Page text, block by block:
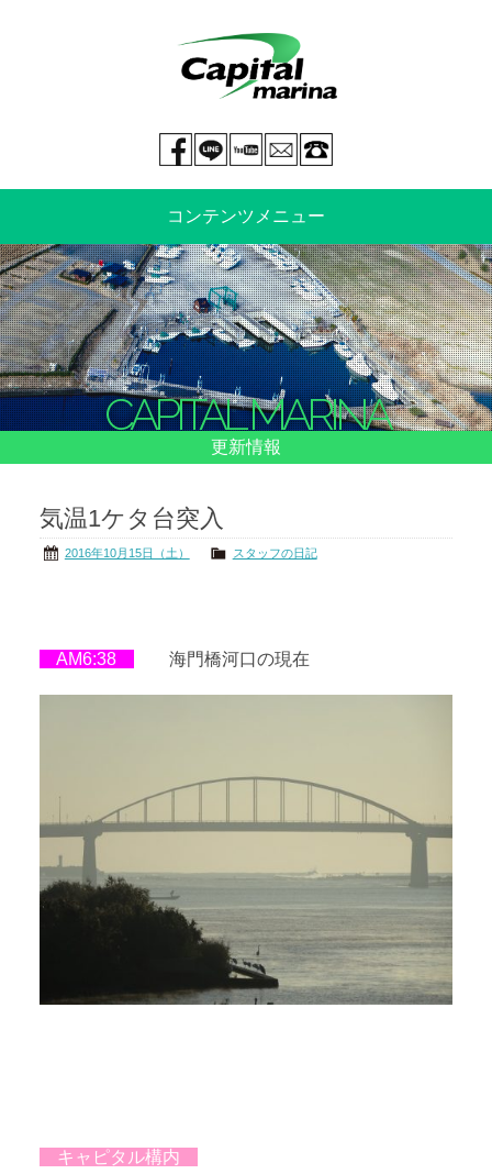
mail
You tube
LINE@
Facebook page
コンテンツメニュー
中古艇情報 新艇情報
船のご売却 整備・特殊艤装
船舶保険 マリーナ情報・料金表
茨城の海
CAPITAL MARINA
更新情報
気温1ケタ台突入
2016年10月15日（土） スタッフの日記
AM6:38 海門橋河口の現在
キャピタル構内